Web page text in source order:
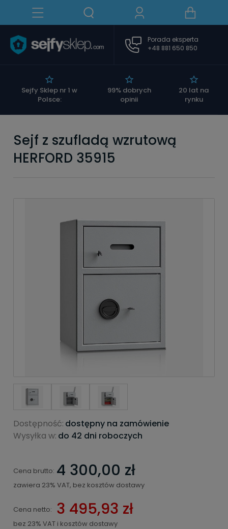
Sejfy Sklep nr 1 w
Polsce:
99% dobrych
opinii
20 lat na
rynku
Porada eksperta
+48 881 650 850
Sejf z szufladą wzrutową
HERFORD 35915
Dostępność: dostępny na zamówienie
Wysyłka w: do 42 dni roboczych
Cena brutto: 4 300,00 zł
zawiera 23% VAT, bez kosztów dostawy
Cena netto: 3 495,93 zł
bez 23% VAT i kosztów dostawy